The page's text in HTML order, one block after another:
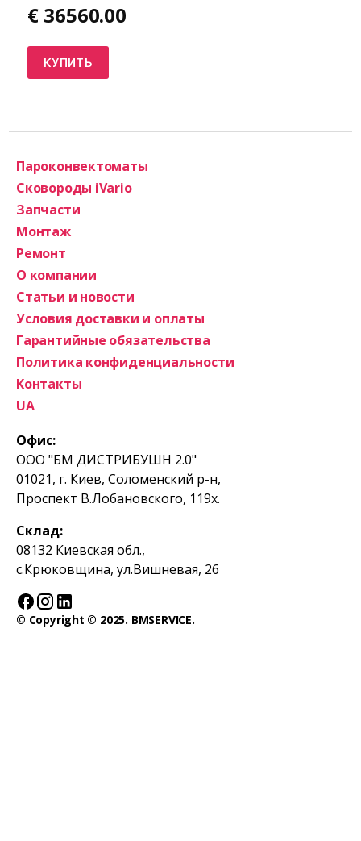
€ 36560.00
КУПИТЬ
Офис:
ООО "БМ ДИСТРИБУШН 2.0"
01021, г. Киев, Соломенский р-н,
Проспект В.Лобановского, 119х.
Склад:
08132 Киевская обл.,
с.Крюковщина, ул.Вишневая, 26
Пароконвектоматы
Сковороды iVario
Запчасти
Монтаж
Ремонт
О компании
Статьи и новости
Условия доставки и оплаты
Гарантийные обязательства
Политика конфиденциальности
Контакты
UA
© Copyright © 2025. BMSERVICE.